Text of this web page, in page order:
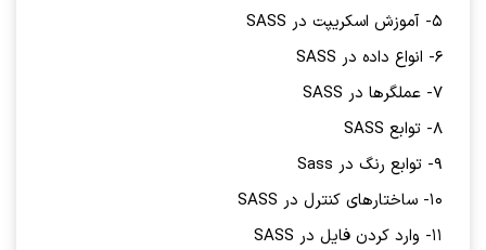
5- آموزش اسکریپت در SASS
6- انواع داده در SASS
7- عملگرها در SASS
8- توابع SASS
9- توابع رنگ در Sass
10- ساختارهای کنترل در SASS
11- وارد کردن فایل در SASS